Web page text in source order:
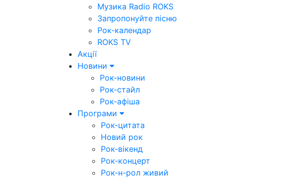
Музика Radio ROKS
Запропонуйте пісню
Рок-календар
ROKS TV
Акції
Новини
Рок-новини
Рок-стайл
Рок-афіша
Програми
Рок-цитата
Новий рок
Рок-вікенд
Рок-концерт
Рок-н-рол живий